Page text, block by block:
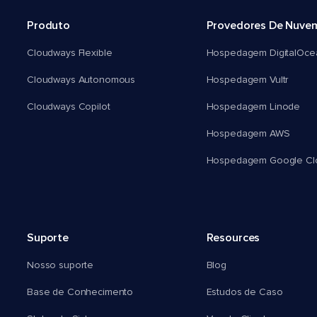
Produto
Cloudways Flexible
Cloudways Autonomous
Cloudways Copilot
Provedores De
Hospedagem
Hospedagem Vultr
Hospedagem Linode
Hospedagem AWS
Hospedagem Google
Suporte
Nosso suporte
Base de Conhecimento
Resources
Blog
Estudos de Caso